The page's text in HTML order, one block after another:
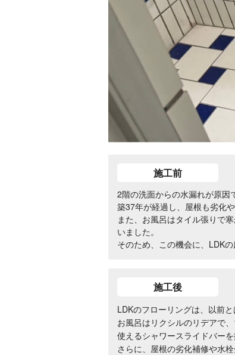
施工前
2階の洗面からの水漏れが原因
築37年が経過し、屋根も劣化
また、お風呂はタイル張りで
いました。
そのため、この機会に、LDK
施工後
LDKのフローリングは、以前
お風呂はリクシルのリデアで
使えるシャワースライドバー
さらに、屋根の劣化補修や水